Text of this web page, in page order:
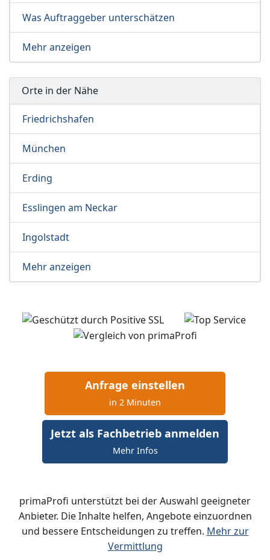
Was Auftraggeber unterschätzen
Mehr anzeigen
Orte in der Nähe
Friedrichshafen
München
Erding
Esslingen am Neckar
Ingolstadt
Mehr anzeigen
Anfrage einstellen
in 2 Minuten
Jetzt als Fachbetrieb anmelden
Mehr Infos
primaProfi unterstützt bei der Auswahl geeigneter
Anbieter. Die Inhalte helfen, Angebote einzuordnen
und bessere Entscheidungen zu treffen. Mehr zur
Vermittlung